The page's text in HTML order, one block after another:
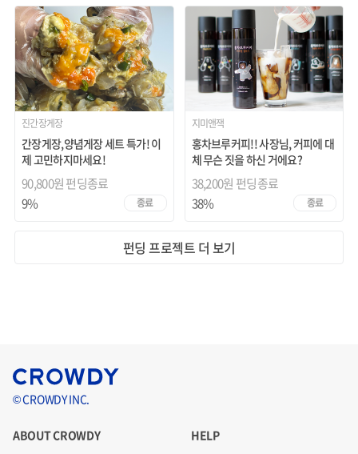
진간장게장
간장게장,양념게장 세트 특가! 이
제 고민하지마세요!
90,800원펀딩종료
종료
9%
지미앤잭
홍차브루커피!! 사장님, 커피에 대
체 무슨 짓을 하신 거에요?
38,200원 펀딩종료
종료
38%
펀딩 프로젝트 더 보기
© CROWDY INC.
ABOUT CROWDY HELP